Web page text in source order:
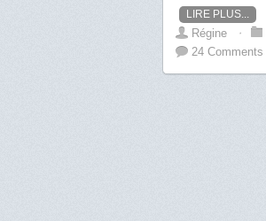
LIRE PLUS...
Régine ⋅
24 Comments